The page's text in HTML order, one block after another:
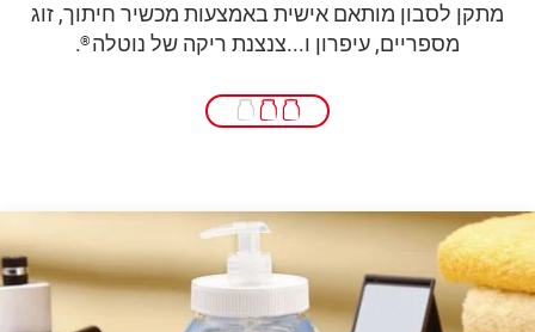
מתקן לסבון מותאם אישית באמצעות מכשיר חיתוך, זוג
מספריים, עיפרון ו...צנצנת ריקה של נוטלה ®
.